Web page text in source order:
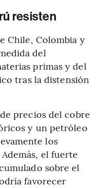
resisten
Chile, Colombia y
del
primas y del
tras la distensión
precios del cobre
y un petróleo
los
el fuerte
sobre el
favorecer